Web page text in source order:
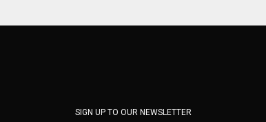
SIGN UP TO OUR NEWSLETTER